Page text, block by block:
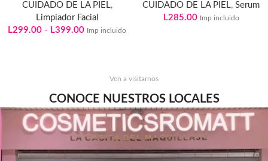
CUIDADO DE LA PIEL,
Limpiador Facial
L299.00 - L399.00 Imp incluido
CUIDADO DE LA PIEL, Serum
L285.00 Imp incluido
Ven a visitarnos
CONOCE NUESTROS LOCALES